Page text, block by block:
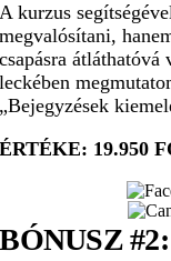
A kurzus
megvalósítani,
csapásra
leckében
„Bejegyzések
ÉRTÉKE: 19.950
BÓNUSZ #2: